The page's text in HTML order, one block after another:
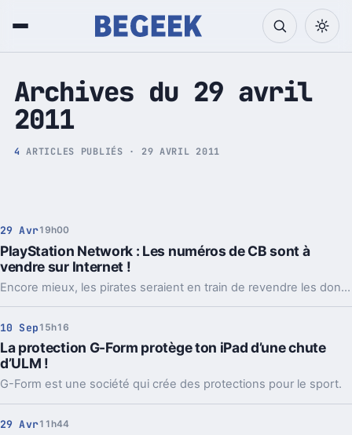
Tech et Pop culture
Archives du 29 avril
2011
4 ARTICLES PUBLIÉS · 29 AVRIL 2011
29 Avr19h00
PlayStation Network : Les numéros de CB sont à
vendre sur Internet !
Encore mieux, les pirates seraient en train de revendre les données bancaires dérobées, sur Internet.
10 Sep 15h16
La protection G-Form protège ton iPad d’une chute
d’ULM !
G-Form est une société qui crée des protections pour le sport.
29 Avr11h44